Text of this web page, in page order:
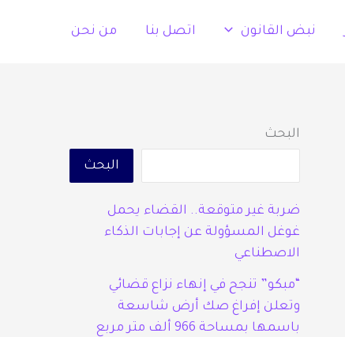
نبض القانون اتصل بنا من نحن
البحث
البحث
ضربة غير متوقعة.. القضاء يحمل
غوغل المسؤولة عن إجابات الذكاء
الاصطناعي
“مبكو” تنجح في إنهاء نزاع قضائي
وتعلن إفراغ صك أرض شاسعة
باسمها بمساحة 966 ألف متر مربع